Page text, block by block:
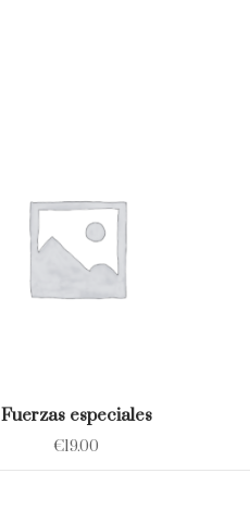
Fuerzas especiales
€19.00